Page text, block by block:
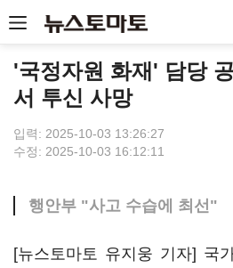
'국정자원 화재' 담당
서 투신 사망
입력: 2025-10-03 13:26:27
수정: 2025-10-03 16:12:11
행안부 "사고 수습에 최선"
[뉴스토마토 유지웅 기자] 국